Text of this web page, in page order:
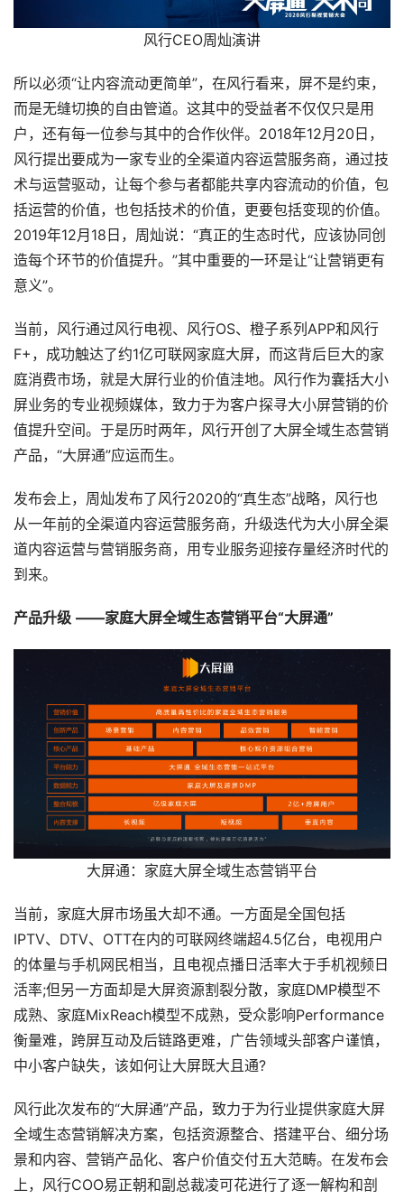
风行CEO周灿演讲
所以必须“让内容流动更简单”，在风行看来，屏不是约束，
而是无缝切换的自由管道。这其中的受益者不仅仅只是用
户，还有每一位参与其中的合作伙伴。2018年12月20日，
风行提出要成为一家专业的全渠道内容运营服务商，通过技
术与运营驱动，让每个参与者都能共享内容流动的价值，包
括运营的价值，也包括技术的价值，更要包括变现的价值。
2019年12月18日，周灿说：“真正的生态时代，应该协同创
造每个环节的价值提升。”其中重要的一环是让“让营销更有
意义”。
当前，风行通过风行电视、风行OS、橙子系列APP和风行
F+，成功触达了约1亿可联网家庭大屏，而这背后巨大的家
庭消费市场，就是大屏行业的价值洼地。风行作为囊括大小
屏业务的专业视频媒体，致力于为客户探寻大小屏营销的价
值提升空间。于是历时两年，风行开创了大屏全域生态营销
产品，“大屏通”应运而生。
发布会上，周灿发布了风行2020的“真生态”战略，风行也
从一年前的全渠道内容运营服务商，升级迭代为大小屏全渠
道内容运营与营销服务商，用专业服务迎接存量经济时代的
到来。
产品升级 ——家庭大屏全域生态营销平台“大屏通”
大屏通：家庭大屏全域生态营销平台
当前，家庭大屏市场虽大却不通。一方面是全国包括
IPTV、DTV、OTT在内的可联网终端超4.5亿台，电视用户
的体量与手机网民相当，且电视点播日活率大于手机视频日
活率;但另一方面却是大屏资源割裂分散，家庭DMP模型不
成熟、家庭MixReach模型不成熟，受众影响Performance
衡量难，跨屏互动及后链路更难，广告领域头部客户谨慎，
中小客户缺失，该如何让大屏既大且通?
风行此次发布的“大屏通”产品，致力于为行业提供家庭大屏
全域生态营销解决方案，包括资源整合、搭建平台、细分场
景和内容、营销产品化、客户价值交付五大范畴。在发布会
上，风行COO易正朝和副总裁凌可花进行了逐一解构和剖